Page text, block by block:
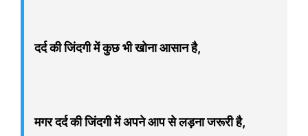
दर्द की जिंदगी में कुछ भी खोना आसान है,
मगर दर्द की जिंदगी में अपने आप से लड़ना जरूरी है,